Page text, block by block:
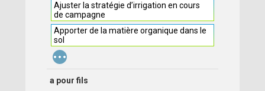
Ajuster la stratégie d’irrigation en cours
de campagne
Apporter de la matière organique dans le
sol
...
a pour fils